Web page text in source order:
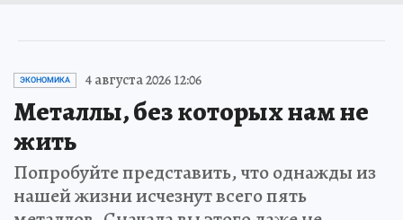
ЭКОНОМИКА 4 августа 2026 12:06
Металлы, без которых нам не
жить
Попробуйте представить, что однажды из
нашей жизни исчезнут всего пять